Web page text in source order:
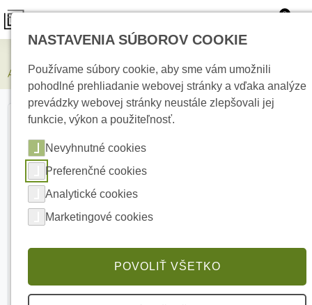
0
AJAX Hub (4G) Black Centrálny ovládací panel
NASTAVENIA SÚBOROV COOKIE
Používame súbory cookie, aby sme vám umožnili
pohodlné prehliadanie webovej stránky a vďaka analýze
prevádzky webovej stránky neustále zlepšovali jej
funkcie, výkon a použiteľnosť.
Nevyhnutné cookies
Preferenčné cookies
Analytické cookies
Marketingové cookies
POVOLIŤ VŠETKO